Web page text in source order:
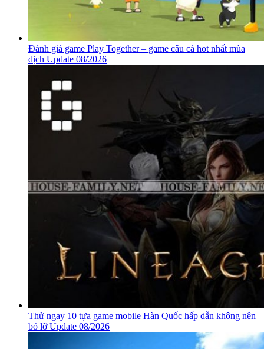
Đánh giá game Play Together – game câu cá hot nhất mùa
dịch Update 08/2026
Thử ngay 10 tựa game mobile Hàn Quốc hấp dẫn không nên
bỏ lỡ Update 08/2026